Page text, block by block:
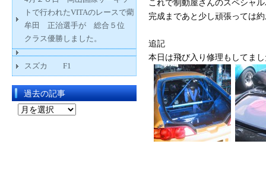
これで制動屋さんのスペシャ
完成まであと少し頑張って
追記
本日は飛び入り修理も
トで行われたVITAのレースで藺
牟田 正治選手が 総合５位
クラス優勝しました。
スズカ F1
過去の記事